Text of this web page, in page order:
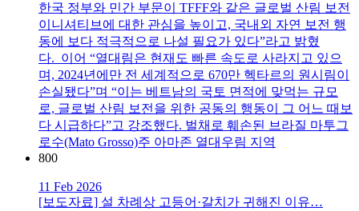
한국 정부와 민간 부문이 TFFF와 같은 글로벌 산림 보전
이니셔티브에 대한 관심을 높이고, 국내외 자연 보전 행
동에 보다 적극적으로 나설 필요가 있다”라고 밝혔
다. 이어 “열대림은 현재도 빠른 속도로 사라지고 있으
며, 2024년에만 전 세계적으로 670만 헥타르의 원시림이
손실됐다”며 “이는 베트남의 국토 면적에 맞먹는 규모
로, 글로벌 산림 보전을 위한 공동의 행동이 그 어느 때보
다 시급하다”고 강조했다. 벌채로 훼손된 브라질 마투그
로수(Mato Grosso)주 아마존 열대우림 지역
800
11 Feb 2026
[보도자료] 설 차례상 고등어·갈치가 귀해진 이유…